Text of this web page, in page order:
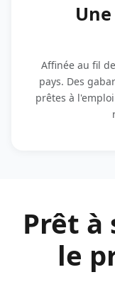
Affinée au fil
pays. Des
prêtes à
Prêt à
le